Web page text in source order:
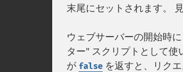
末尾にセットされます。
ウェブサーバーの開始時
ター" スクリプトとして使
が false を返すと、リク